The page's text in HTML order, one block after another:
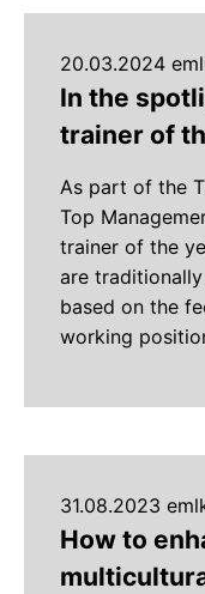
20.03.2024
In the
trainer of
As part of the
Top
trainer of the
are
based on the
working
31.08.2023
How to